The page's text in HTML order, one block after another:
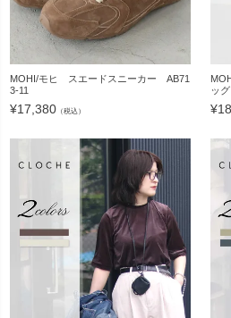
MOHI/モヒ スエードスニーカー AB71
3-11
¥17,380 （税込）
ッ
¥